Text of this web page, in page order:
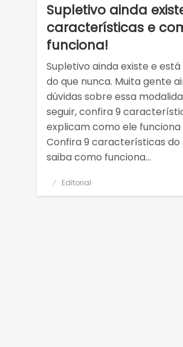
Supletivo ainda
características e
funciona!
Supletivo ainda existe e
do que nunca. Muita gente
dúvidas sobre essa
seguir, confira 9
explicam como ele
Confira 9 características do
saiba como funciona…
PostedEditorial